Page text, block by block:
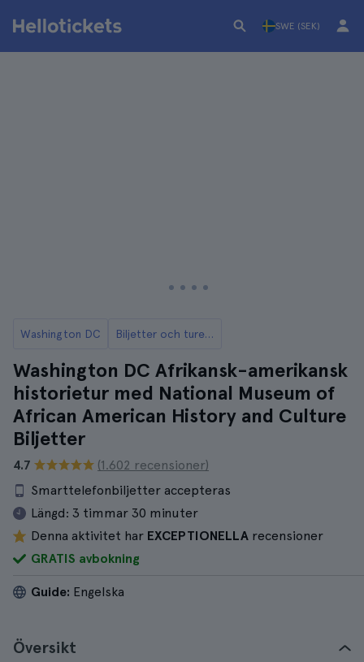
SWE (SEK)
Washington DC Biljetter och turer till African American History Museum i Washington DC
Washington DC Afrikansk-amerikansk
historietur med National Museum of
African American History and Culture
Biljetter
4.7
(1.602 recensioner)
Smarttelefonbiljetter accepteras
Längd: 3 timmar 30 minuter
Denna aktivitet har EXCEPTIONELLA recensioner
GRATIS avbokning
Guide: Engelska
Översikt